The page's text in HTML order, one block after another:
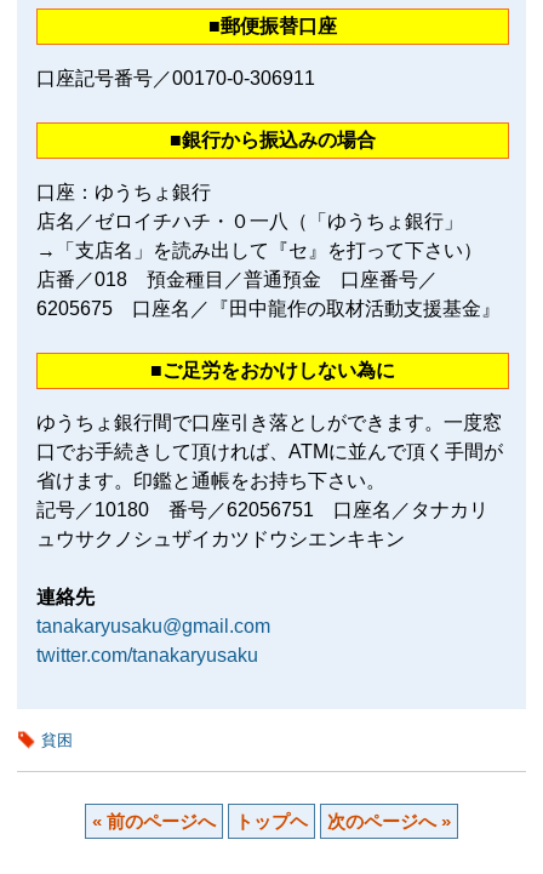
■郵便振替口座
口座記号番号／00170‐0‐306911
■銀行から振込みの場合
口座：ゆうちょ銀行
店名／ゼロイチハチ・０一八（「ゆうちょ銀行」
→「支店名」を読み出して『セ』を打って下さい）
店番／018 預金種目／普通預金 口座番号／
6205675 口座名／『田中龍作の取材活動支援基金』
■ご足労をおかけしない為に
ゆうちょ銀行間で口座引き落としができます。一度窓
口でお手続きして頂ければ、ATMに並んで頂く手間が
省けます。印鑑と通帳をお持ち下さい。
記号／10180 番号／62056751 口座名／タナカリ
ュウサクノシュザイカツドウシエンキキン
連絡先
tanakaryusaku@gmail.com
twitter.com/tanakaryusaku
貧困
« 前のページへ トップヘ 次のページへ »